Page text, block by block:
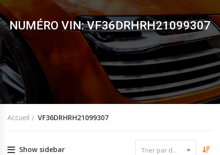
NUMÉRO VIN: VF36DRHRH21099307
Accueil VF36DRHRH21099307
Show sidebar Trier par date